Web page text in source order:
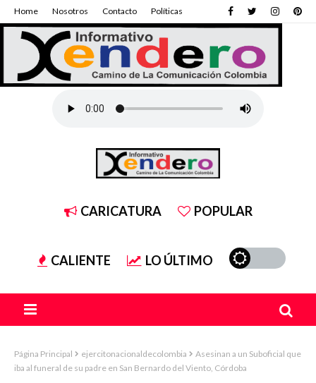
Home Nosotros Contacto Políticas
CARICATURA POPULAR
CALIENTE LO ÚLTIMO
Página Principal ejercitonacionaldecolombia
Asesinan a un Suboficial que
iba al funeral de su padre en San Bernardo del Viento, Córdoba